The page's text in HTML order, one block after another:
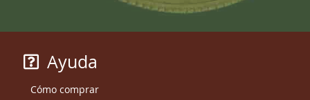
Ayuda
Cómo comprar